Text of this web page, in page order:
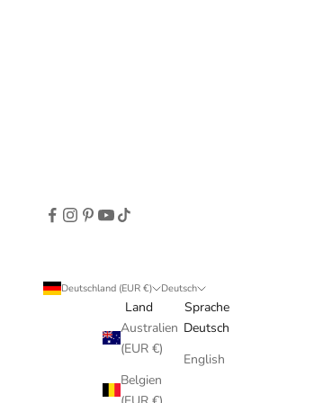
Deutschland (EUR €)
Land
Australien
(EUR €)
Belgien
Deutsch
Sprache
Deutsch
English